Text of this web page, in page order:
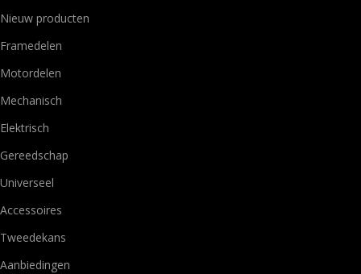
Nieuw producten
Framedelen
Motordelen
Mechanisch
Elektrisch
Gereedschap
Universeel
Accessoires
Tweedekans
Aanbiedingen